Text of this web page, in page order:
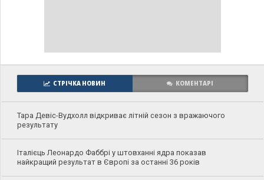
СТРІЧКА НОВИН КОМЕНТАРІ
Тара Девіс-Вудхолл відкриває літній сезон з вражаючого
результату
Італієць Леонардо Фаббрі у штовханні ядра показав
найкращий результат в Європі за останні 36 років